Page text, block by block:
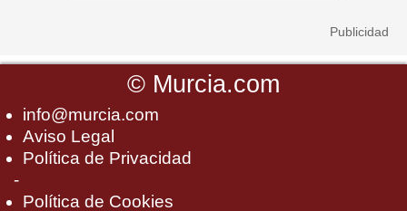
© Murcia.com
info@murcia.com
Aviso Legal
Política de Privacidad
-
Política de Cookies